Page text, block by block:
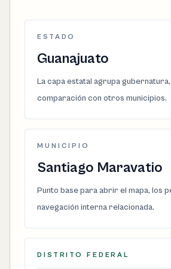
ESTADO
Guanajuato
La capa estatal agrupa
comparación con otros municipios.
MUNICIPIO
Santiago Maravatio
Punto base para abrir el mapa, los
navegación interna relacionada.
DISTRITO FEDERAL